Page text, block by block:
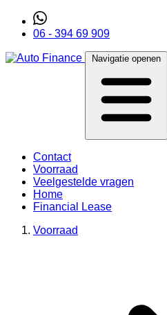
06 - 394 69 909
Navigatie openen
Contact
Voorraad
Veelgestelde vragen
Home
Financial Lease
Voorraad